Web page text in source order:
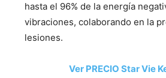
hasta el 96% de la energía
vibraciones, colaborando en la
lesiones.
Ver PRECIO Star Vie